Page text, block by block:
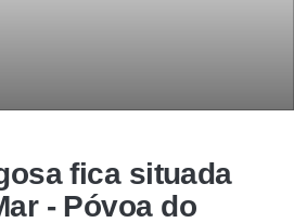
fica situada
- Póvoa do